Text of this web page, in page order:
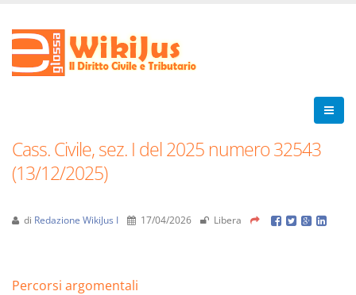
Cass. Civile, sez. I del 2025 numero 32543
(13/12/2025)
di Redazione WikiJus I 17/04/2026 Libera
Percorsi argomentali